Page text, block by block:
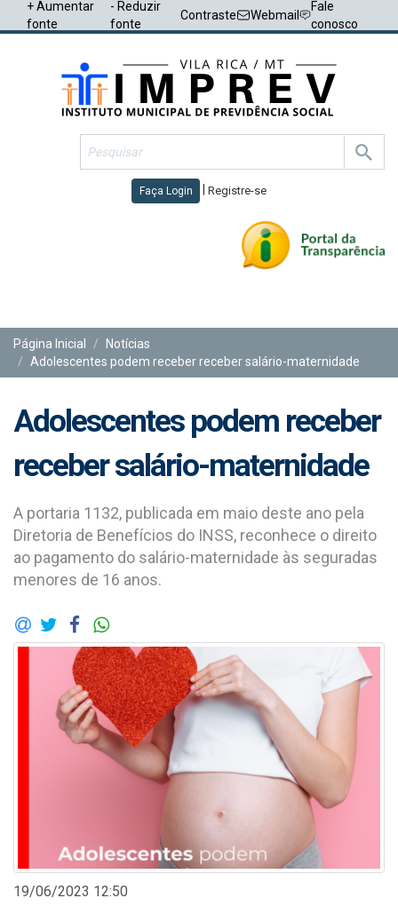
+ Aumentar
fonte
- Reduzir
fonte
Contraste Webmail
Fale
conosco
Faça Login Registre-se
Página Inicial
Notícias
Adolescentes podem receber receber salário-maternidade
Adolescentes podem receber
receber salário-maternidade
A portaria 1132, publicada em maio deste ano pela
Diretoria de Benefícios do INSS, reconhece o direito
ao pagamento do salário-maternidade às seguradas
menores de 16 anos.
19/06/2023 12:50